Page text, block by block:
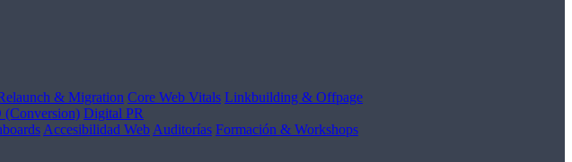
& Migration Core Web Vitals Linkbuilding & Offpage
(Conversion) Digital PR
Accesibilidad Web Auditorías Formación & Workshops